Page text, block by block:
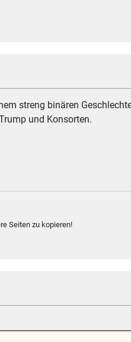
streng binären
und Konsorten.
Seiten zu kopieren!